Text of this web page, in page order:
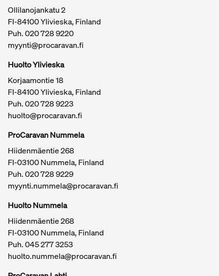
Tärkeitä linkkejä / sivukartta
Ollilanojankatu 2
FI-84100 Ylivieska, Finland
Puh.020 728 9220
myynti@procaravan.fi
Huolto Ylivieska
Korjaamontie 18
FI-84100 Ylivieska, Finland
Puh.020 728 9223
huolto@procaravan.fi
ProCaravan Nummela
Hiidenmäentie 268
FI-03100 Nummela, Finland
Puh.020 728 9229
myynti.nummela@procaravan.fi
Huolto Nummela
Hiidenmäentie 268
FI-03100 Nummela, Finland
Puh. 045 277 3253
huolto.nummela@procaravan.fi